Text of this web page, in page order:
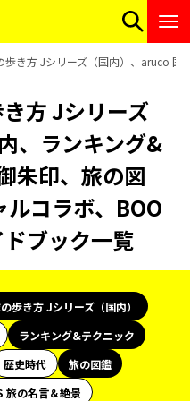
歩き方 Jシリーズ（国内）、aruco
方 Jシリーズ
、ランキング&
朱印、旅の図
ルコラボ、BOO
ブック一覧
歩き方 Jシリーズ（国内）
ランキング&テクニック
歴史時代
旅の図鑑
旅の名言＆絶景